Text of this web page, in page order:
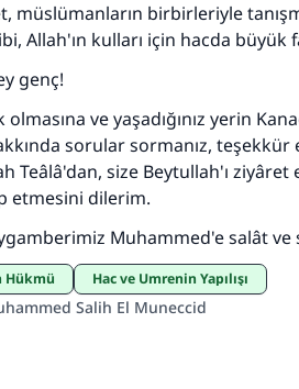
müslümanların birbirleriyle
Allah'ın kulları için hacda büyük
genç!
olmasına ve yaşadığınız yerin
sorular sormanız,
Teâlâ'dan, size Beytullah'ı
etmesini dilerim.
Muhammed'e salât ve
Hükmü Hac ve Umrenin Yapılışı
Salih El Muneccid
Ümmete cevapları
kim bir hayra yol gösterirse , hayrı
ona sevap
(MUSLIM
Şimdi katkı